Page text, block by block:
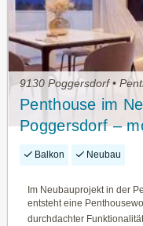
9130 Poggersdorf •
Penthouse im
Poggersdorf –
Grundrisse
Balkon Neubau
Im Neubauprojekt in der
entsteht eine
durchdachter